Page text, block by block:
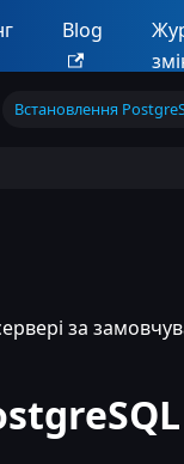
Blog
Встановлення
за